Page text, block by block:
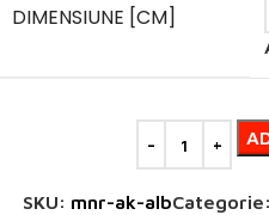
DIMENSIUNE [CM]
SKU: mnr-ak-albCategorie: